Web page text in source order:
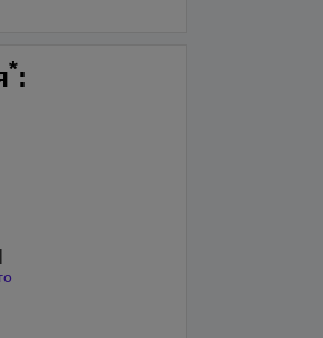
*:
|